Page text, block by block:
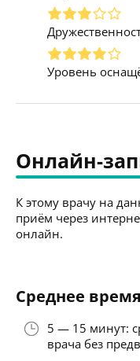
Уровень
Онлайн-
К этому врачу на
приём через
онлайн.
Среднее
5 — 15 минут:
врача без